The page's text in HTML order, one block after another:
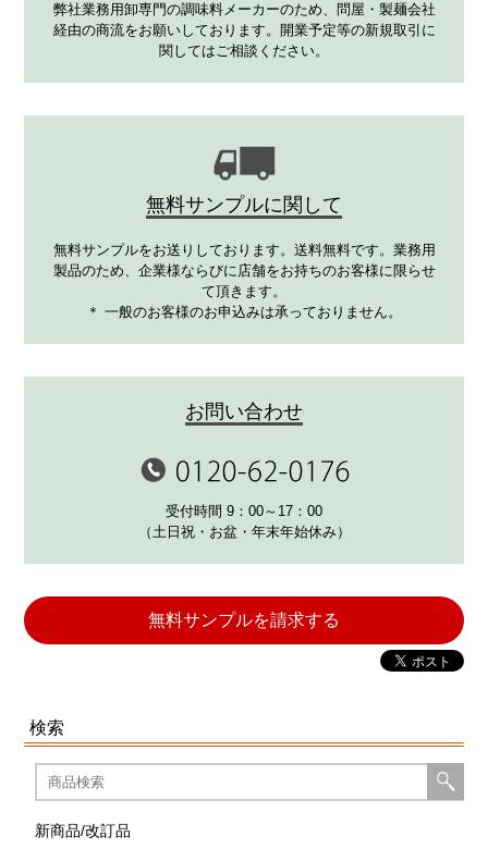
弊社業務用卸専門の調味料メーカーのため、問屋・製麺会社
経由の商流をお願いしております。開業予定等の新規取引に
関してはご相談ください。
無料サンプルに関して
無料サンプルをお送りしております。送料無料です。業務用
製品のため、企業様ならびに店舗をお持ちのお客様に限らせ
て頂きます。
＊ 一般のお客様のお申込みは承っておりません。
お問い合わせ
受付時間 9：00～17：00
（土日祝・お盆・年末年始休み）
無料サンプルを請求する
検索
新商品/改訂品